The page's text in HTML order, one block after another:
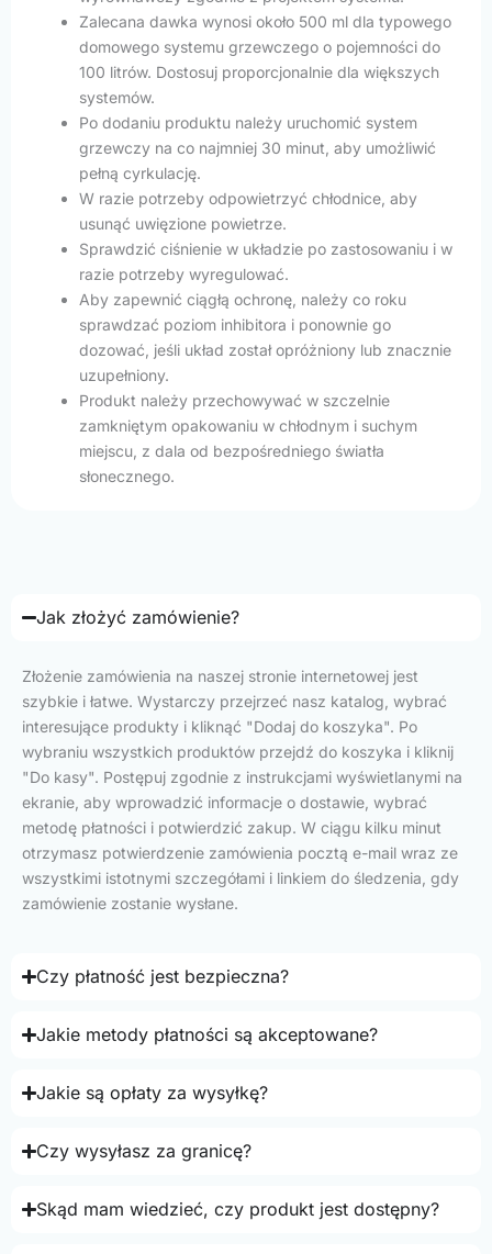
Zalecana dawka wynosi około 500 ml dla typowego
domowego systemu grzewczego o pojemności do
100 litrów. Dostosuj proporcjonalnie dla większych
systemów.
Po dodaniu produktu należy uruchomić system
grzewczy na co najmniej 30 minut, aby umożliwić
pełną cyrkulację.
W razie potrzeby odpowietrzyć chłodnice, aby
usunąć uwięzione powietrze.
Sprawdzić ciśnienie w układzie po zastosowaniu i w
razie potrzeby wyregulować.
Aby zapewnić ciągłą ochronę, należy co roku
sprawdzać poziom inhibitora i ponownie go
dozować, jeśli układ został opróżniony lub znacznie
uzupełniony.
Produkt należy przechowywać w szczelnie
zamkniętym opakowaniu w chłodnym i suchym
miejscu, z dala od bezpośredniego światła
słonecznego.
Jak złożyć zamówienie?
Złożenie zamówienia na naszej stronie internetowej jest
szybkie i łatwe. Wystarczy przejrzeć nasz katalog, wybrać
interesujące produkty i kliknąć "Dodaj do koszyka". Po
wybraniu wszystkich produktów przejdź do koszyka i kliknij
"Do kasy". Postępuj zgodnie z instrukcjami wyświetlanymi na
ekranie, aby wprowadzić informacje o dostawie, wybrać
metodę płatności i potwierdzić zakup. W ciągu kilku minut
otrzymasz potwierdzenie zamówienia pocztą e-mail wraz ze
wszystkimi istotnymi szczegółami i linkiem do śledzenia, gdy
zamówienie zostanie wysłane.
Czy płatność jest bezpieczna?
Jakie metody płatności są akceptowane?
Jakie są opłaty za wysyłkę?
Czy wysyłasz za granicę?
Skąd mam wiedzieć, czy produkt jest dostępny?